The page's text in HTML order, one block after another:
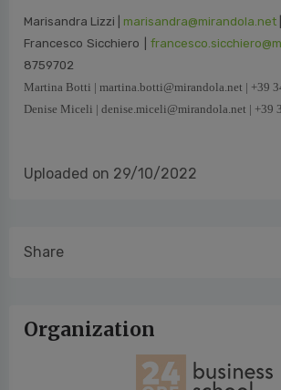
da Il Sole 24 ORE.
UFFICIO STAMPA
Marisandra Lizzi | marisandra@mirandola.net
Denise Miceli | denise.miceli@mirandola.net | +39
Uploaded on 29/10/2022